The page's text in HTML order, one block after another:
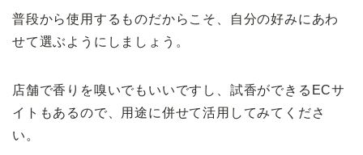
普段から使用するものだからこそ、自分の好みにあわ
せて選ぶようにしましょう。
店舗で香りを嗅いでもいいですし、試香ができるECサ
イトもあるので、用途に併せて活用してみてくださ
い。